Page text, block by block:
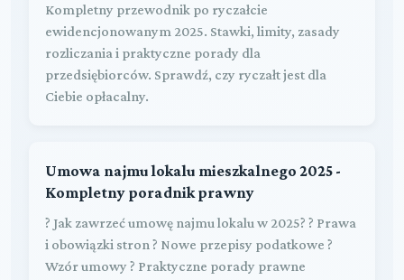
Kompletny przewodnik po ryczałcie
ewidencjonowanym 2025. Stawki, limity, zasady
rozliczania i praktyczne porady dla
przedsiębiorców. Sprawdź, czy ryczałt jest dla
Ciebie opłacalny.
Umowa najmu lokalu mieszkalnego 2025 -
Kompletny poradnik prawny
? Jak zawrzeć umowę najmu lokalu w 2025? ? Prawa
i obowiązki stron ? Nowe przepisy podatkowe ?
Wzór umowy ? Praktyczne porady prawne